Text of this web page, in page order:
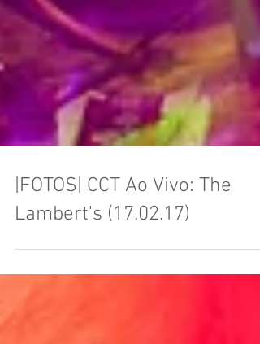
|FOTOS| CCT Ao Vivo: The
Lambert's (17.02.17)